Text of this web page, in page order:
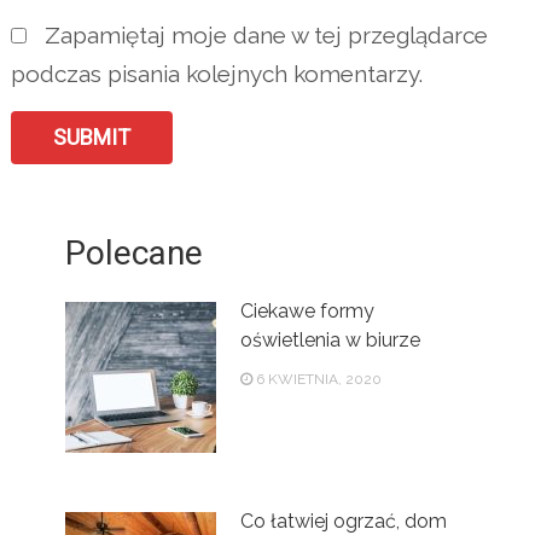
Zapamiętaj moje dane w tej przeglądarce
podczas pisania kolejnych komentarzy.
Polecane
Ciekawe formy
oświetlenia w biurze
6 KWIETNIA, 2020
Co łatwiej ogrzać, dom